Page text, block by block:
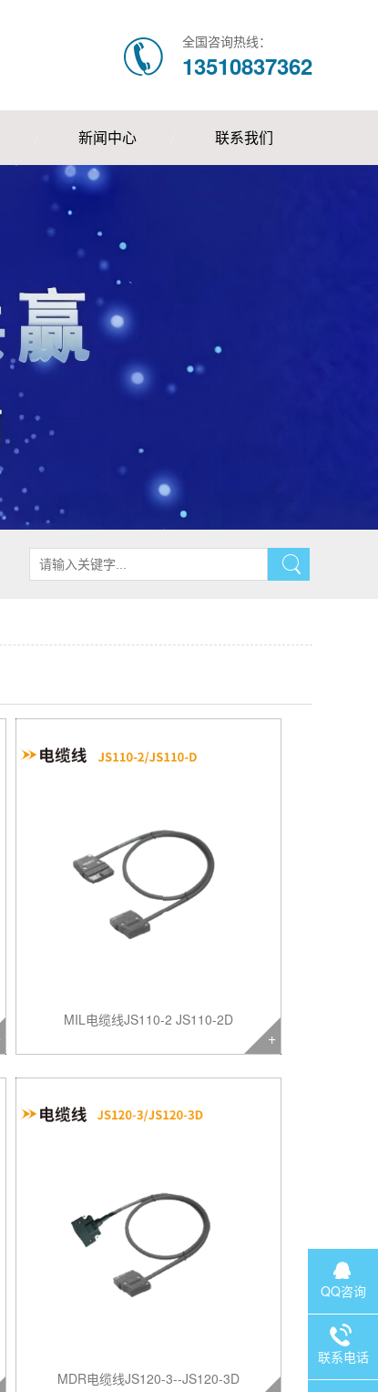
全国咨询热线：
13510837362
新闻中心 联系我们
MIL电缆线JS110-2 JS110-2D
MDR电缆线JS120-3--JS120-3D
QQ咨询
联系电话